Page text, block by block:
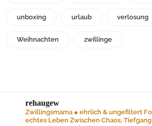
unboxing urlaub verlosung
Weihnachten zwillinge
rehaugew
Zwillingsmama ● ehrlich & ungefiltert
echtes Leben Zwischen Chaos,